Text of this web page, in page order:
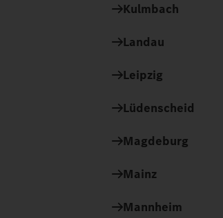
Kulmbach
Landau
Leipzig
Lüdenscheid
Magdeburg
Mainz
Mannheim